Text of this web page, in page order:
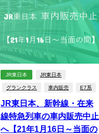
JR東日本 JR東日本
グランクラス 車内販売 E7系
JR東日本、新幹線・在来
線特急列車の車内販売中止
へ【21年1月16日～当面の